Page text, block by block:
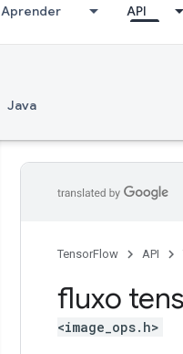
Aprender API
Java
TensorFlow API
fluxo
<image_ops.h>